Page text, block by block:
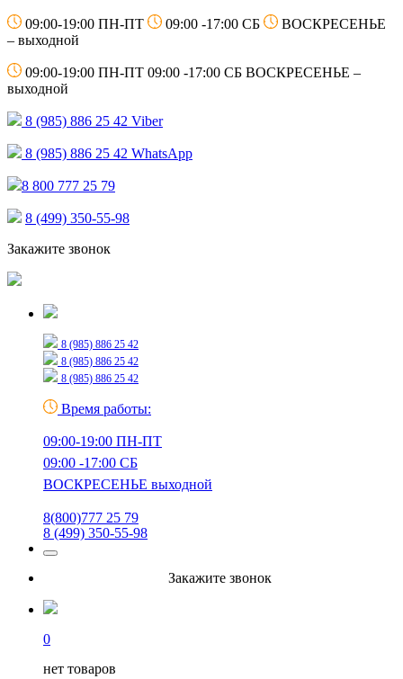
09:00-19:00 ПН-ПТ 09:00 -17:00 СБ
ВОСКРЕСЕНЬЕ
– выходной
09:00-19:00 ПН-ПТ 09:00 -17:00 СБ ВОСКРЕСЕНЬЕ –
выходной
8 (985) 886 25 42 Viber
8 (985) 886 25 42 WhatsApp
8 800 777 25 79
8 (499) 350-55-98
Закажите звонок
8 (985) 886 25 42
8 (985) 886 25 42
8 (985) 886 25 42
Время работы:
09:00-19:00 ПН-ПТ
09:00 -17:00 СБ
ВОСКРЕСЕНЬЕ выходной
8(800)777 25 79
8 (499) 350-55-98
Закажите звонок
0
нет товаров